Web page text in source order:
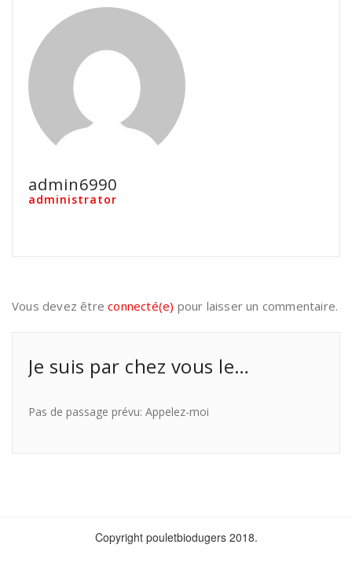
admin6990
administrator
Vous devez êtreconnecté(e) pour laisser un commentaire.
Je suis par chez vous le…
Pas de passage prévu: Appelez-moi
Copyright pouletbiodugers 2018.